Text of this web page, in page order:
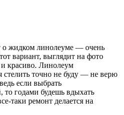
жидком линолеуме — очень
вариант, выглядит на фото
красиво. Линолеум
стелить точно не буду — не верю
если выбрать
то годами будешь вдыхать
таки ремонт делается на